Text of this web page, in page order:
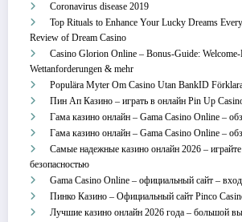
Coronavirus disease 2019
Top Rituals to Enhance Your Lucky Dreams
Review of Dream Casino
Casino Glorion Online – Bonus‑Guide:
Wettanforderungen & mehr
Populära Myter Om Casino Utan BankID
Пин Ап Казино – играть в онлайн Pin Up
Гама казино онлайн – Gama Casino Online –
Гама казино онлайн – Gama Casino Online –
Самые надежные казино онлайн 2026 –
безопасностью
Gama Casino Online – официальный сайт –
Пинко Казино – Официальный сайт Pinco
Лучшие казино онлайн 2026 года – большой